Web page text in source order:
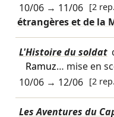
10/06→ 11/06 [2
étrangères et de la
L'Histoire du soldat
Ramuz… mise en
10/06→ 12/06 [2
Les Aventures du